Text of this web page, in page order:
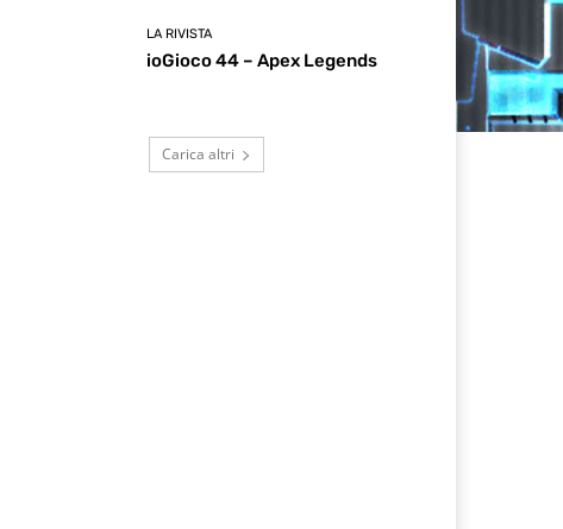
LA RIVISTA
ioGioco 44 – Apex Legends
Carica altri